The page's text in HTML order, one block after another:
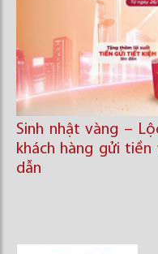
Sinh nhật vàng –
khách hàng gửi tiền
dẫn